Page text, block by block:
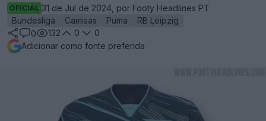
OFICIAL 31 de Jul de 2024, por Footy Headlines PT
Bundesliga
Camisas Puma
RB Leipzig
0
132 0
0
Adicionar como fonte preferida